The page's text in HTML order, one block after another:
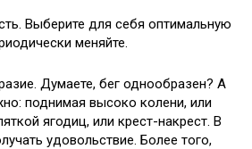
Выберите для себя оптимальную
меняйте.
Думаете, бег однообразен? А
поднимая высоко колени, или
ягодиц, или крест-накрест. В
удовольствие. Более того,